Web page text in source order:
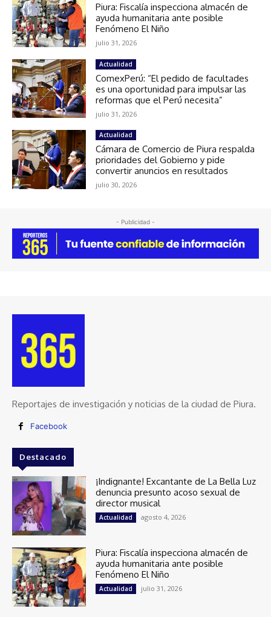
Piura: Fiscalía inspecciona almacén de
ayuda humanitaria ante posible
Fenómeno El Niño
julio 31, 2026
Actualidad
ComexPerú: “El pedido de facultades
es una oportunidad para impulsar las
reformas que el Perú necesita”
julio 31, 2026
Actualidad
Cámara de Comercio de Piura respalda
prioridades del Gobierno y pide
convertir anuncios en resultados
julio 30, 2026
- Publicidad -
Reportajes de investigación y noticias de la ciudad de Piura.
Facebook
Destacado
¡Indignante! Excantante de La Bella Luz
denuncia presunto acoso sexual de
director musical
Actualidad agosto 4, 2026
Piura: Fiscalía inspecciona almacén de
ayuda humanitaria ante posible
Fenómeno El Niño
Actualidad julio 31, 2026